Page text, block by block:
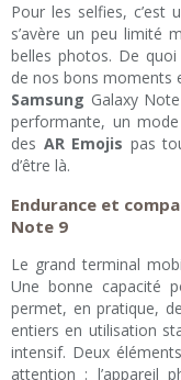
Pour les selfies, c’est
s’avère un peu limité
belles photos. De
de nos bons moments
Samsung Galaxy
performante, un
des AR Emojis pas
d’être là.
Endurance et
Note 9
Le grand terminal
Une bonne capacité
permet, en pratique,
entiers en utilisation
intensif. Deux
attention : l’appareil